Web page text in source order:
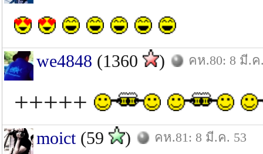
we4848 (1360 ) คห.80: 8 มี.ค
+++++
moict(59 ) คห.81: 8 มี.ค. 53